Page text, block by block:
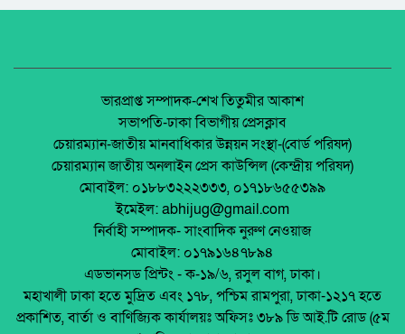
অনুষ্ঠিত হয়ে গেলো ইসলামি ফাউন্ডেশন কর্তৃক
আয়োজিত উপজেলা পর্যায় জাতীয় শিশু-কিশোর
ইসলামি সাংস্কৃতিক প্রতিযোগিতা
পলাশবাড়ী এসএম পাইলট সরকারি উচ্চ বিদ্যালয়ের
মার্কেট ভেঙে ব্যক্তিগত মার্কেটের রাস্তা তৈরি –
জনমনে ক্ষোভ
টঙ্গীতে তুলার গুদামে আগুন, নিয়ন্ত্রণে ৭ ইউনিট
জেলা আইন-শৃৃঙ্খলা কমিটির মাসিক সভা অনুষ্ঠিত।
পলাশবাড়ীতে এমইপি গ্রুপের মতবিনিময় সভা
অনুষ্ঠিত।
জুলাই সনদ বাস্তবায়ন নিয়ে প্রশ্ন: রংপুরে ১১ দলের
বিক্ষোভ
মালয়েশিয়ায় ইমিগ্রেশনের অভিযানে বাংলাদেশিসহ
২৪ অবৈধ অভিবাসী আটক
ভারপ্রাপ্ত সম্পাদক-শেখ তিতুমীর আকাশ
সভাপতি-ঢাকা বিভাগীয় প্রেসক্লাব
চেয়ারম্যান-জাতীয় মানবাধিকার উন্নয়ন সংস্থা-(বোর্ড পরিষদ)
চেয়ারম্যান জাতীয় অনলাইন প্রেস কাউন্সিল (কেন্দ্রীয় পরিষদ)
মোবাইল: ০১৮৮৩২২২৩৩৩, ০১৭১৮৬৫৫৩৯৯
ইমেইল: abhijug@gmail.com
নির্বাহী সম্পাদক- সাংবাদিক নুরুণ নেওয়াজ
মোবাইল: ০১৭৯১৬৪৭৮৯৪
এডভানসড প্রিন্টং - ক-১৯/৬, রসুল বাগ, ঢাকা।
মহাখালী ঢাকা হতে মুদ্রিত এবং ১৭৮, পশ্চিম রামপুরা, ঢাকা-১২১৭ হতে
প্রকাশিত, বার্তা ও বাণিজ্যিক কার্যালয়ঃ অফিসঃ ৩৮৯ ডি আই.টি রোড (৫ম